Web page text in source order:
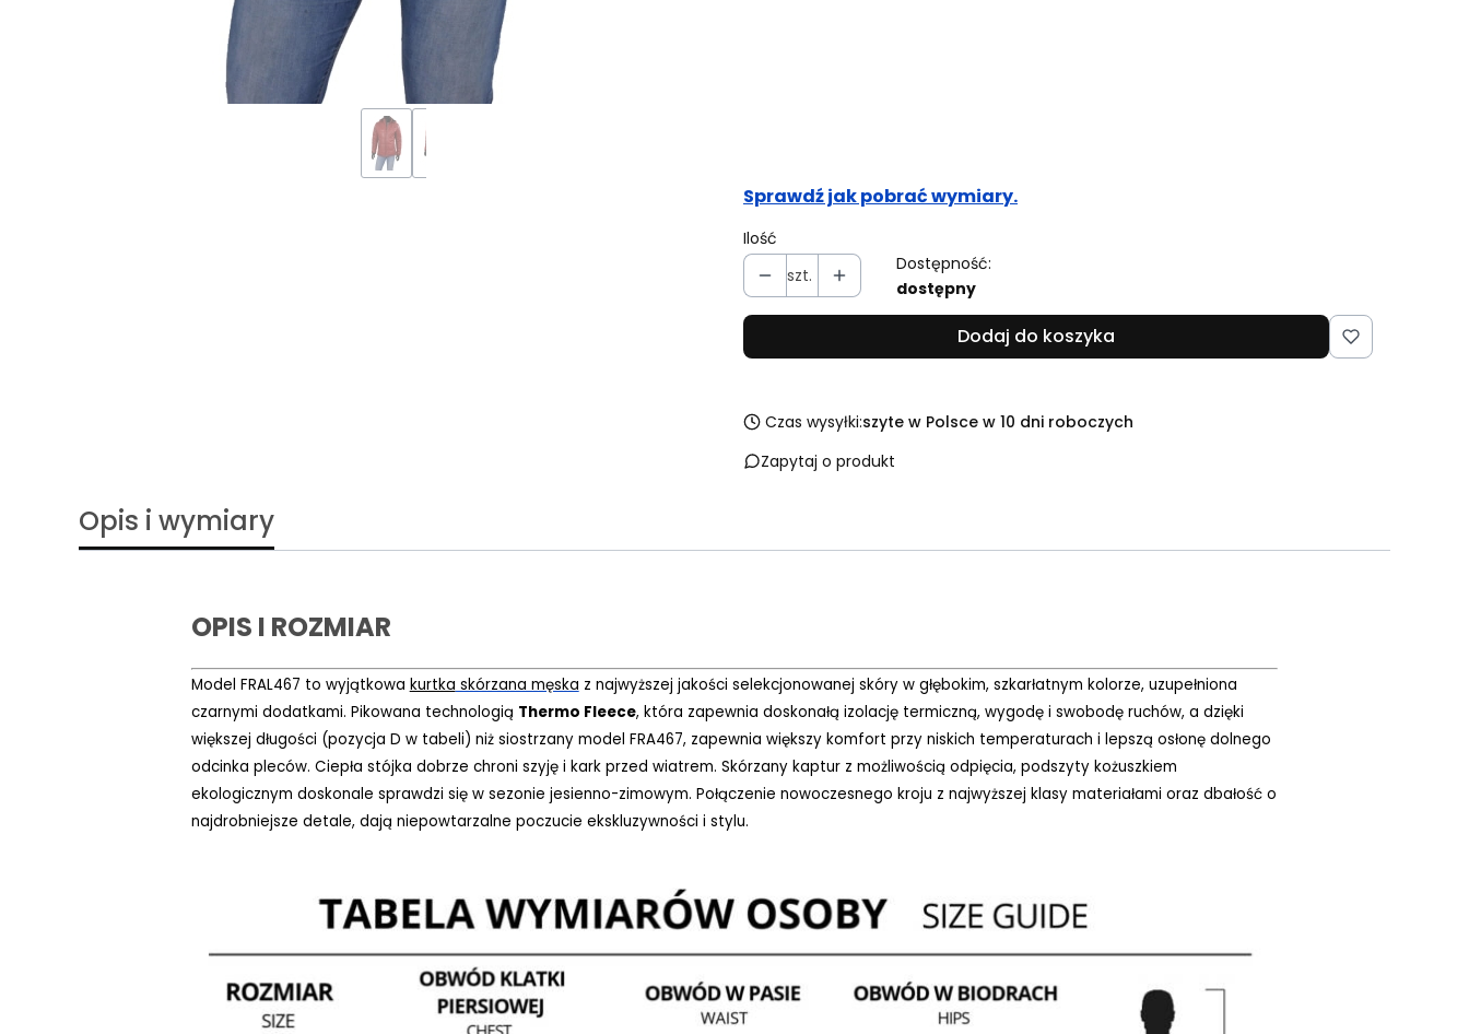
Sprawdź jak pobrać wymiary.
Ilość
szt.
Dostępność:
dostępny
Dodaj do koszyka
Czas wysyłki:szyte w Polsce w 10 dni roboczych
Zapytaj o produkt
Opis i wymiary
OPIS I ROZMIAR
Model FRAL467 to wyjątkowa kurtka skórzana męska z najwyższej jakości selekcjonowanej skóry w głębokim, szkarłatnym kolorze, uzupełniona
czarnymi dodatkami. Pikowana technologią Thermo Fleece, która zapewnia doskonałą izolację termiczną, wygodę i swobodę ruchów, a dzięki
większej długości (pozycja D w tabeli) niż siostrzany model FRA467, zapewnia większy komfort przy niskich temperaturach i lepszą osłonę dolnego
odcinka pleców. Ciepła stójka dobrze chroni szyję i kark przed wiatrem. Skórzany kaptur z możliwością odpięcia, podszyty kożuszkiem
ekologicznym doskonale sprawdzi się w sezonie jesienno-zimowym. Połączenie nowoczesnego kroju z najwyższej klasy materiałami oraz dbałość o
najdrobniejsze detale, dają niepowtarzalne poczucie ekskluzywności i stylu.